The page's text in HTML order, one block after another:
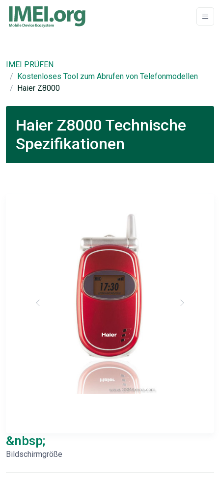
IMEI PRÜFEN
Kostenloses Tool zum Abrufen von Telefonmodellen
Haier Z8000
Haier Z8000 Technische
Spezifikationen
&nbsp;
Bildschirmgröße